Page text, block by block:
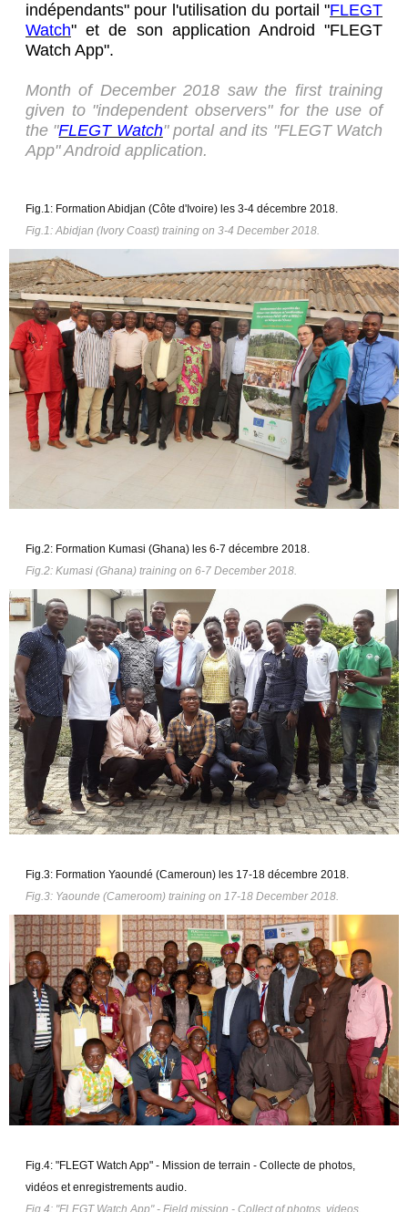
indépendants" pour l'utilisation du portail "FLEGT
Watch" et de son application Android "FLEGT
Watch App".
Month of December 2018 saw the first training
given to "independent observers" for the use of
the "FLEGT Watch" portal and its "FLEGT Watch
App" Android application.
Fig.1: Formation Abidjan (Côte d'Ivoire) les 3-4 décembre 2018.
Fig.1: Abidjan (Ivory Coast) training on 3-4 December 2018.
Fig.2: Formation Kumasi (Ghana) les 6-7 décembre 2018.
Fig.2: Kumasi (Ghana) training on 6-7 December 2018.
Fig.3: Formation Yaoundé (Cameroun) les 17-18 décembre 2018.
Fig.3: Yaounde (Cameroom) training on 17-18 December 2018.
Fig.4: "FLEGT Watch App" - Mission de terrain - Collecte de photos,
vidéos et enregistrements audio.
Fig.4: "FLEGT Watch App" - Field mission - Collect of photos, videos,